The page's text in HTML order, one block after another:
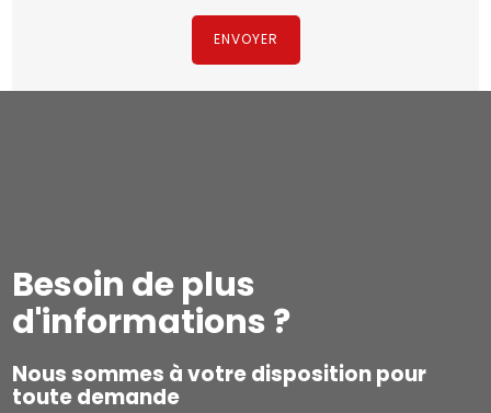
Besoin de plus
d'informations ?
Nous sommes à votre disposition pour
toute demande